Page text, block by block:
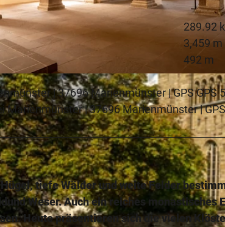
Ketz |CC-BY-SA
289.92
3,459 m
492 m
| 37696 Marienmünster | GPS GPS
Marienmünster | 37696 Marienmünster |
tiefe Wälder und weite Felder
Weser. Auch ein reiches monastisches
Heute präsentieren sich die vielen